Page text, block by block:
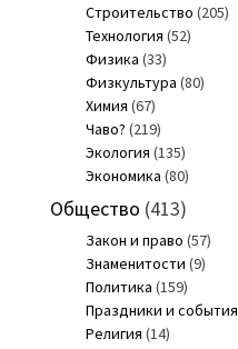
Строительство (205)
Технология (52)
Физика (33)
Физкультура (80)
Химия (67)
Чаво? (219)
Экология (135)
Экономика (80)
Общество (413)
Закон и право (57)
Знаменитости (9)
Политика (159)
Праздники и события
Религия (14)